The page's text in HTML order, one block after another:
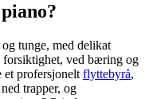
tunge, med delikat
forsiktighet, ved bæring og
et profersjonelt flyttebyrå,
trapper, og